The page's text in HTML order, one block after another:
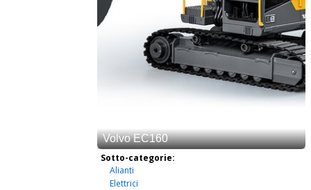
Sotto-categorie:
Alianti
Elettrici